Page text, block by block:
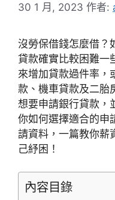
30 1 月, 2023 作者:
沒勞保借錢怎麼借？
貸款確實比較困難一
來增加貸款過件率，
款、機車貸款及二胎
想要申請銀行貸款，
你如何選擇適合的申
請資料，一篇教你薪
己紓困！
內容目錄